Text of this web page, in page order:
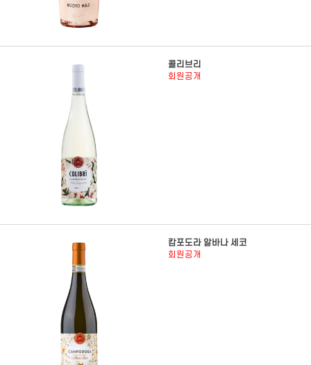
콜리브리
회원공개
캄포도라 알바나 세코
회원공개